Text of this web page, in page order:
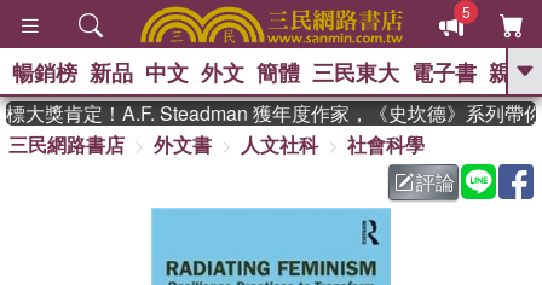
5
GO
熱搜： 東野圭吾 、 高希均教授回憶錄
父親節 、 如果歷
暑期推薦 、 國際布克
、 方念華
數學女孩：黎曼猜想
偉大的迷走神經
暢銷榜 新品 中文 外文 簡體 三民東大 電子書 親子
獎肯定！A.F. Steadman 獲年度作家，《史坎德》系列帶你
三民網路書店
外文書 人文社科
社會科學
評論